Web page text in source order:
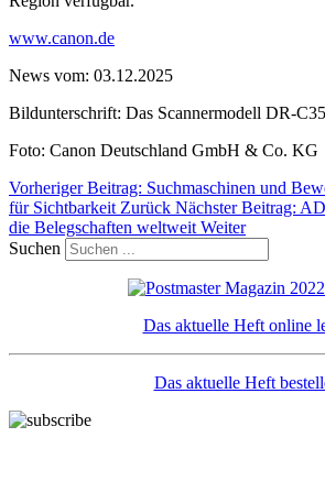
www.canon.de
News vom: 03.12.2025
Bildunterschrift: Das Scannermodell DR-
Foto: Canon Deutschland GmbH & Co. KG
Vorheriger Beitrag: Suchmaschinen und
für Sichtbarkeit Zurück Nächster Beitrag:
die Belegschaften weltweit Weiter
Suchen
Das aktuelle Heft online
Das aktuelle Heft